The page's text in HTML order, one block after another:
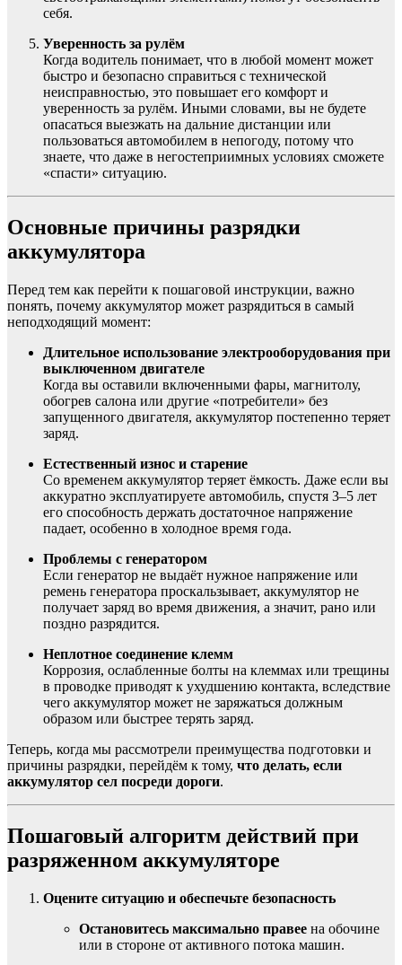
себя.
Уверенность за рулём
Когда водитель понимает, что в любой момент может
быстро и безопасно справиться с технической
неисправностью, это повышает его комфорт и
уверенность за рулём. Иными словами, вы не будете
опасаться выезжать на дальние дистанции или
пользоваться автомобилем в непогоду, потому что
знаете, что даже в негостеприимных условиях сможете
«спасти» ситуацию.
Основные причины разрядки
аккумулятора
Перед тем как перейти к пошаговой инструкции, важно
понять, почему аккумулятор может разрядиться в самый
неподходящий момент:
Длительное использование электрооборудования при
выключенном двигателе
Когда вы оставили включенными фары, магнитолу,
обогрев салона или другие «потребители» без
запущенного двигателя, аккумулятор постепенно теряет
заряд.
Естественный износ и старение
Со временем аккумулятор теряет ёмкость. Даже если вы
аккуратно эксплуатируете автомобиль, спустя 3–5 лет
его способность держать достаточное напряжение
падает, особенно в холодное время года.
Проблемы с генератором
Если генератор не выдаёт нужное напряжение или
ремень генератора проскальзывает, аккумулятор не
получает заряд во время движения, а значит, рано или
поздно разрядится.
Неплотное соединение клемм
Коррозия, ослабленные болты на клеммах или трещины
в проводке приводят к ухудшению контакта, вследствие
чего аккумулятор может не заряжаться должным
образом или быстрее терять заряд.
Теперь, когда мы рассмотрели преимущества подготовки и
причины разрядки, перейдём к тому, что делать, если
аккумулятор сел посреди дороги.
Пошаговый алгоритм действий при
разряженном аккумуляторе
Оцените ситуацию и обеспечьте безопасность
Остановитесь максимально правее на обочине
или в стороне от активного потока машин.